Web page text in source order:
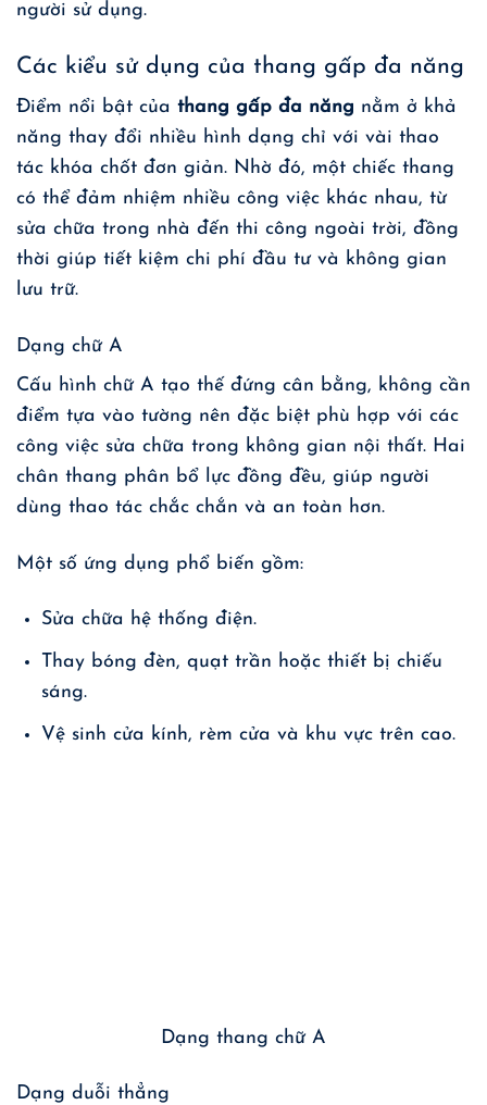
người sử dụng.
Các kiểu sử dụng của thang gấp đa năng
Điểm nổi bật của thang gấp đa năng nằm ở khả
năng thay đổi nhiều hình dạng chỉ với vài thao
tác khóa chốt đơn giản. Nhờ đó, một chiếc thang
có thể đảm nhiệm nhiều công việc khác nhau, từ
sửa chữa trong nhà đến thi công ngoài trời, đồng
thời giúp tiết kiệm chi phí đầu tư và không gian
lưu trữ.
Dạng chữ A
Cấu hình chữ A tạo thế đứng cân bằng, không cần
điểm tựa vào tường nên đặc biệt phù hợp với các
công việc sửa chữa trong không gian nội thất. Hai
chân thang phân bổ lực đồng đều, giúp người
dùng thao tác chắc chắn và an toàn hơn.
Một số ứng dụng phổ biến gồm:
Sửa chữa hệ thống điện.
Thay bóng đèn, quạt trần hoặc thiết bị chiếu
sáng.
Vệ sinh cửa kính, rèm cửa và khu vực trên cao.
Dạng thang chữ A
Dạng duỗi thẳng